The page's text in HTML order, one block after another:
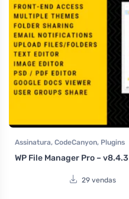
Assinatura, CodeCanyon, Plugins
WP File Manager Pro – v8.4.3
29 vendas